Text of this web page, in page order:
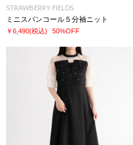
STRAWBERRY-FIELDS
ミニスパンコール５分袖ニット
￥6,490(税込) 50%OFF